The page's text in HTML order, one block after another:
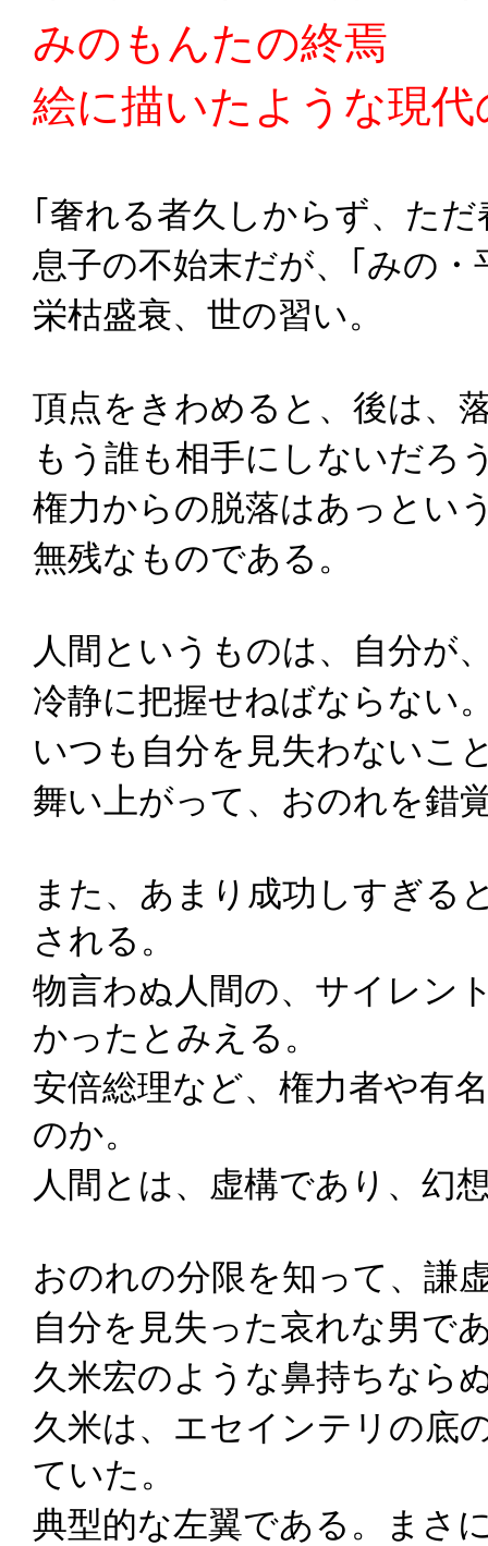
みのもんたの終焉
絵に描いたような現
｢奢れる者久しからず、た
息子の不始末だが、｢みの
栄枯盛衰、世の習い。
頂点をきわめると、後は、
もう誰も相手にしないだろ
権力からの脱落はあっとい
無残なものである。
人間というものは、自分が
冷静に把握せねばならない
いつも自分を見失わないこ
舞い上がって、おのれを錯
また、あまり成功しすぎる
される。
物言わぬ人間の、サイレン
かったとみえる。
安倍総理など、権力者や有
のか。
人間とは、虚構であり、幻
おのれの分限を知って、謙
自分を見失った哀れな男で
久米宏のような鼻持ちなら
久米は、エセインテリの底
ていた。
典型的な左翼である。まさ